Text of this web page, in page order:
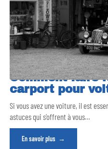
Comment faire
carport pour
Si vous avez une voiture, il est
astuces qui s’offrent à vous…
En savoir plus